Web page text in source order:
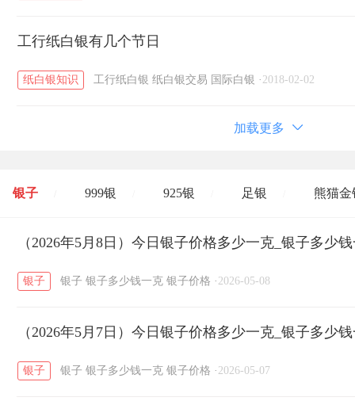
工行纸白银有几个节日
纸白银知识 工行纸白银 纸白银交易 国际白银 · 2018-02-02
加载更多
银子 999银 925银 足银 熊猫金
开国纪念币 大清银币 / 长城币 / 老
菜百 周生生 周大生
六福 / 金至尊 / 潮宏基 / 亚一金店
（2026年5月8日）今日银子价格多少一克_银子多少
银子 银子 银子多少钱一克 银子价格 · 2026-05-08
（2026年5月7日）今日银子价格多少一克_银子多少
银子 银子 银子多少钱一克 银子价格 · 2026-05-07